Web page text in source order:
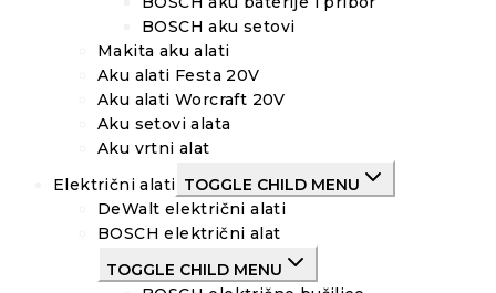
BOSCH aku setovi
Makita aku alati
Aku alati Festa 20V
Aku alati Worcraft 20V
Aku setovi alata
Aku vrtni alat
Električni alati TOGGLE CHILD MENU
DeWalt električni alati
BOSCH električni alat
TOGGLE CHILD MENU